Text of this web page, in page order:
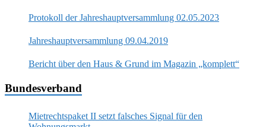
Protokoll der Jahreshauptversammlung 02.05.2023
Jahreshauptversammlung 09.04.2019
Bericht über den Haus & Grund im Magazin „komplett“
Bundesverband
Mietrechtspaket II setzt falsches Signal für den